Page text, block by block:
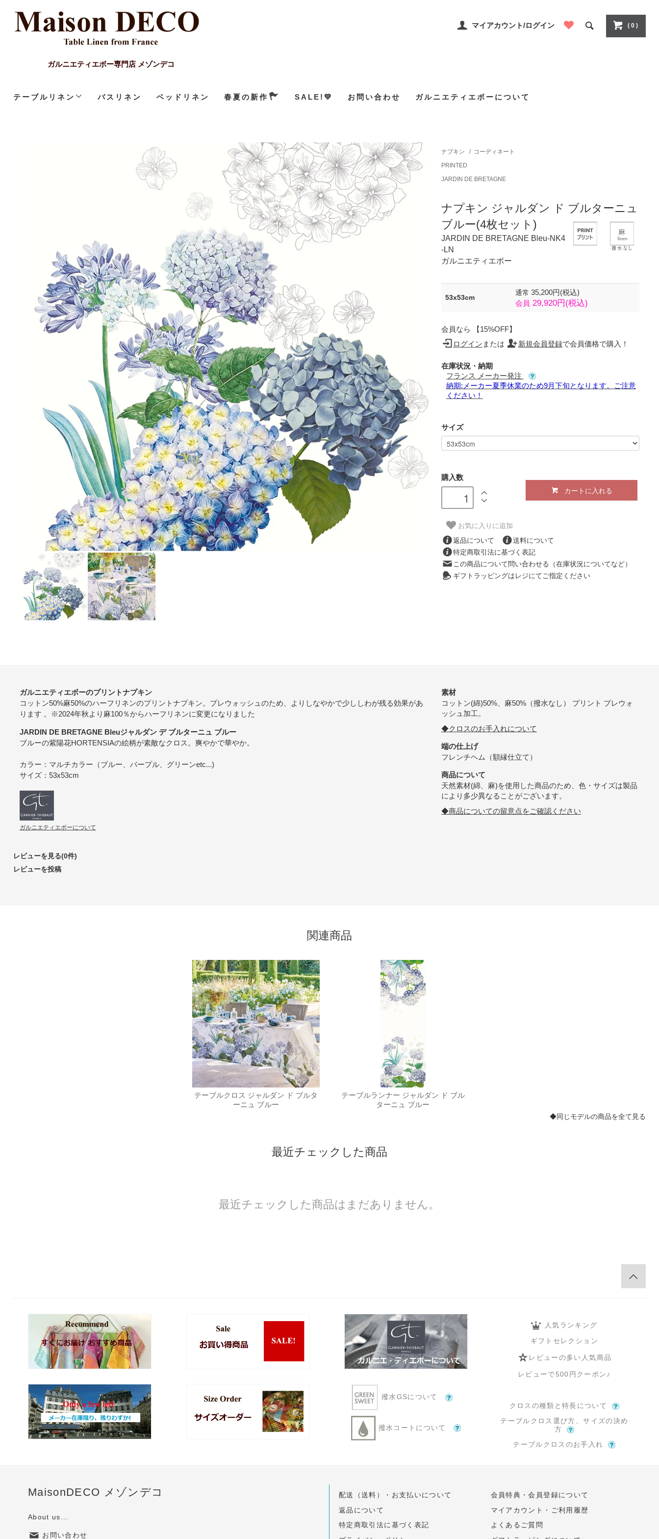
ガルニエティエボー専門店 メゾンデコ
マイアカウント/ログイン ( 0 )
テーブルリネン バスリネン ベッドリネン 春夏の新作 SALE!💛 お問い合わせ ガルニエティエボーについて
ナプキン / コーディネート
PRINTED
JARDIN DE BRETAGNE
ナプキン ジャルダン ド ブルターニュ
ブルー(4枚セット)
JARDIN DE BRETAGNE Bleu-NK4
-LN
ガルニエティエボー
53x53cm
通常 35,200円(税込)
会員 29,920円(税込)
会員なら 【15%OFF】
ログイン または 新規会員登録で会員価格で購入！
在庫状況・納期
フランス メーカー発注
納期:メーカー夏季休業のため9月下旬となります。ご注意
ください！
サイズ
購入数
カートに入れる
お気に入りに追加
返品について
送料について
特定商取引法に基づく表記
この商品について問い合わせる（在庫状況についてなど）
ギフトラッピングはレジにてご指定ください
ガルニエティエボーのプリントナプキン
コットン50%麻50%のハーフリネンのプリントナプキン。プレウォッシュのため、よりしなやかで少ししわが残る効果があ
ります 。※2024年秋より麻100％からハーフリネンに変更になりました
JARDIN DE BRETAGNE Bleuジャルダン デ ブルターニュ ブルー
ブルーの紫陽花HORTENSIAの絵柄が素敵なクロス。爽やかで華やか。
カラー：マルチカラー（ブルー、パープル、グリーンetc...)
サイズ：53x53cm
ガルニエティエボーについて
素材
コットン(綿)50%、麻50%（撥水なし） プリント プレウォ
ッシュ加工。
◆クロスのお手入れについて
端の仕上げ
フレンチヘム（額縁仕立て）
商品について
天然素材(綿、麻)を使用した商品のため、色・サイズは製品
により多少異なることがございます。
◆商品についての留意点をご確認ください
レビューを見る(0件)
レビューを投稿
関連商品
テーブルクロス ジャルダン ド ブルタ
ーニュ ブルー
テーブルランナー ジャルダン ド ブル
ターニュ ブルー
◆同じモデルの商品を全て見る
最近チェックした商品
最近チェックした商品はまだありません。
撥水GSについて
撥水コートについて
人気ランキング
ギフトセレクション
レビューの多い人気商品
レビューで500円クーポン♪
クロスの種類と特長について
テーブルクロス選び方、サイズの決め
方
テーブルクロスのお手入れ
MaisonDECO メゾンデコ
About us...
お問い合わせ
配送（送料）・お支払いについて
返品について
特定商取引法に基づく表記
会員特典・会員登録について
マイアカウント・ご利用履歴
よくあるご質問